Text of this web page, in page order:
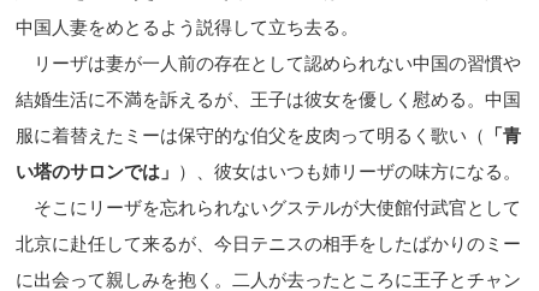
中国人妻をめとるよう説得して立ち去る。
リーザは妻が一人前の存在として認められない中国の習慣や
結婚生活に不満を訴えるが、王子は彼女を優しく慰める。中国
服に着替えたミーは保守的な伯父を皮肉って明るく歌い（
「青
い塔のサロンでは」 ）、彼女はいつも姉リーザの味方になる。
そこにリーザを忘れられないグステルが大使館付武官として
北京に赴任して来るが、今日テニスの相手をしたばかりのミー
に出会って親しみを抱く。二人が去ったところに王子とチャン